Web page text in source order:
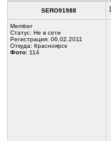
SERO91988
Member
Статус: Не в сети
Регистрация: 06.02.2011
Откуда: Красноярск
Фото: 114